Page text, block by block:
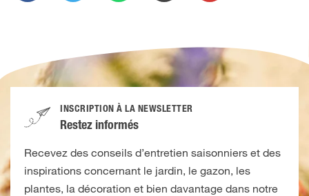
INSCRIPTION À LA NEWSLETTER
Restez informés
Recevez des conseils d’entretien saisonniers et des
inspirations concernant le jardin, le gazon, les
plantes, la décoration et bien davantage dans notre